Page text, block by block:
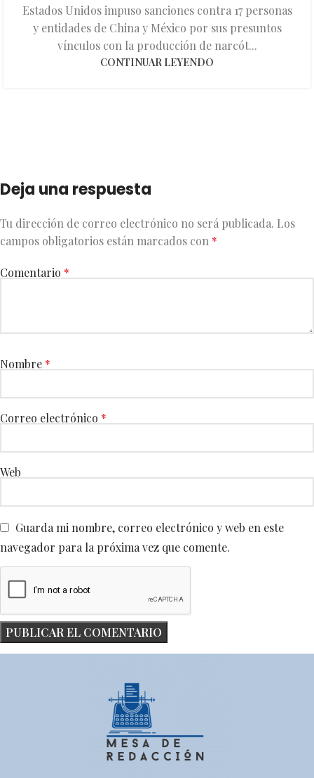
Estados Unidos impuso sanciones contra 17 personas
y entidades de China y México por sus presuntos
vínculos con la producción de narcót...
CONTINUAR LEYENDO
Deja una respuesta
Tu dirección de correo electrónico no será publicada. Los
campos obligatorios están marcados con *
Comentario *
Nombre *
Correo electrónico *
Web
Guarda mi nombre, correo electrónico y web en este
navegador para la próxima vez que comente.